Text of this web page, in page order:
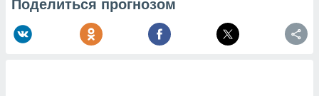
Поделиться прогнозом